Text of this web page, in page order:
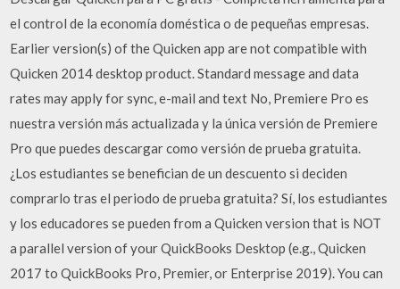
el control de la economía doméstica o de pequeñas empresas.
Earlier version(s) of the Quicken app are not compatible with
Quicken 2014 desktop product. Standard message and data
rates may apply for sync, e-mail and text No, Premiere Pro es
nuestra versión más actualizada y la única versión de Premiere
Pro que puedes descargar como versión de prueba gratuita.
¿Los estudiantes se benefician de un descuento si deciden
comprarlo tras el periodo de prueba gratuita? Sí, los estudiantes
y los educadores se pueden from a Quicken version that is NOT
a parallel version of your QuickBooks Desktop (e.g., Quicken
2017 to QuickBooks Pro, Premier, or Enterprise 2019). You can